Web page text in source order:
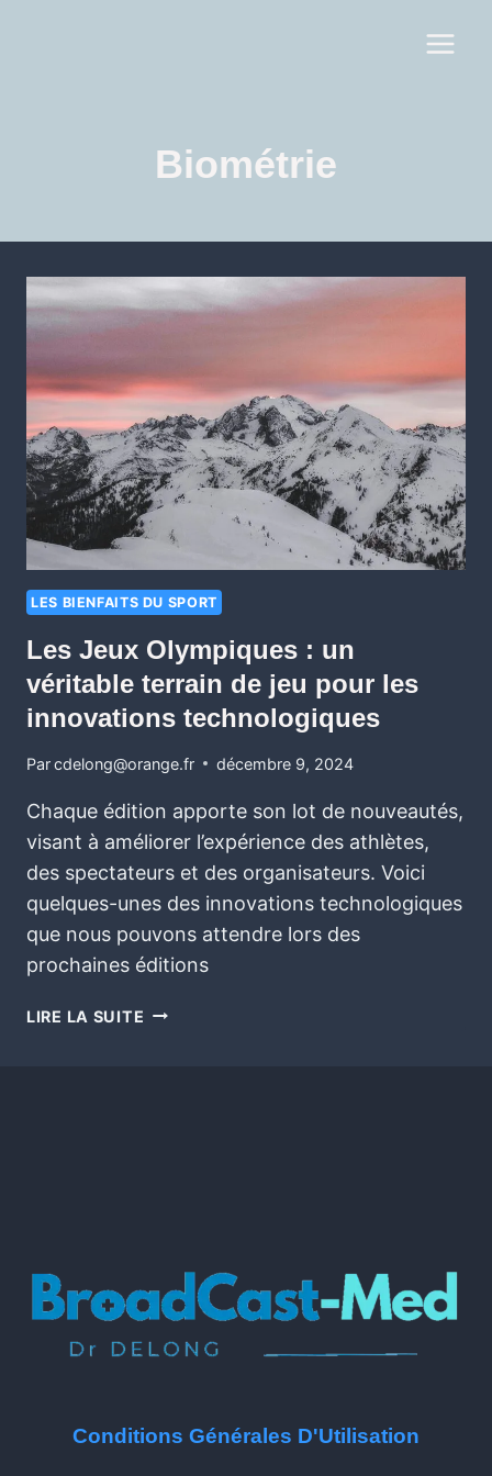
Biométrie
LES BIENFAITS DU SPORT
Les Jeux Olympiques : un
véritable terrain de jeu pour les
innovations technologiques
Parcdelong@orange.fr décembre 9, 2024
Chaque édition apporte son lot de nouveautés,
visant à améliorer l’expérience des athlètes,
des spectateurs et des organisateurs. Voici
quelques-unes des innovations technologiques
que nous pouvons attendre lors des
prochaines éditions
LIRE LA SUITE
Conditions Générales D'Utilisation